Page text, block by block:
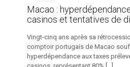
Macao :
casinos et tentatives de
Vingt-cinq ans après sa
comptoir portugais de Macao
hyperdépendance aux taxes